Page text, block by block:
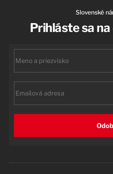
Slovenské
Prihláste sa